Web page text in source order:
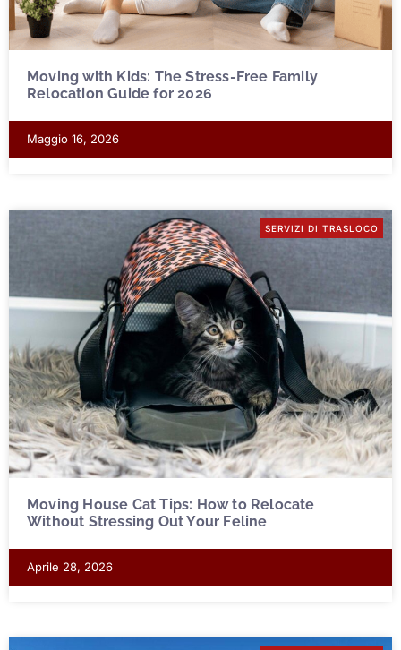
Moving with Kids: The Stress-Free Family
Relocation Guide for 2026
Maggio 16, 2026
SERVIZI DI TRASLOCO
Moving House Cat Tips: How to Relocate
Without Stressing Out Your Feline
Aprile 28, 2026